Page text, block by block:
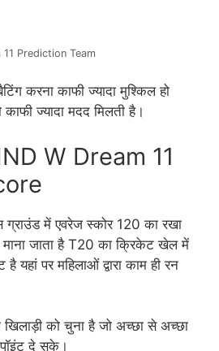
Prediction Team
करना काफी ज्यादा मुश्किल हो
काफी ज्यादा मदद मिलती है।
W Dream 11
ग्राउंड में एवरेज स्कोर 120 का रखा
माना जाता है T20 का क्रिकेट खेल में
यहां पर महिलाओं द्वारा काम ही रन
खिलाड़ी को चुना है जो अच्छा से अच्छा
देसके।